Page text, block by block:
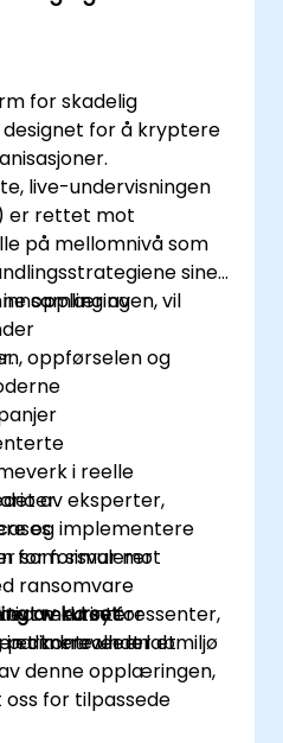
for skadelig
for å kryptere
live-undervisningen
er rettet mot
på mellomnivå som
sine
av
opplæringen, vil
oppførselen og
i reelle
og implementere
for forsvar mot
med interessenter,
partnere under et
av eksperter,
som simulerer
ransomvare
verktøy for
i et kontrollert labmiljø
av kurset:
din krever en
denne opplæringen,
for tilpassede